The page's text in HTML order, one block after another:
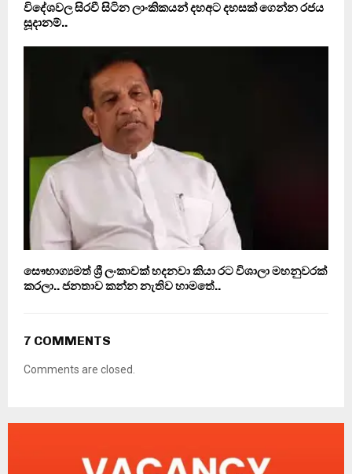
විදේශවල සිරවී සිටින ලාංකිකයන් දහඅට දහසක් ගෙන්න රජය
සූදානම්..
සෞභාග්‍යමත් ශ්‍රී ලංකාවක් හදනවා කියා රට විශාලා මහනුවරක්
කරලා.. ජනතාව කන්න නැතිව හාමතේ..
7 COMMENTS
Comments are closed.